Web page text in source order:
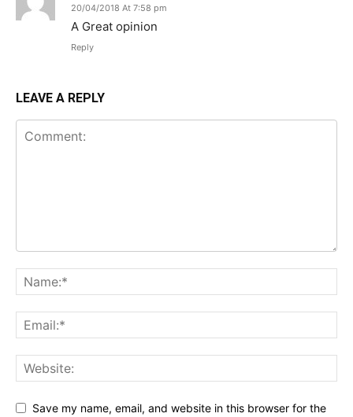
20/04/2018 At 7:58 pm
A Great opinion
Reply
LEAVE A REPLY
Save my name, email, and website in this browser for the